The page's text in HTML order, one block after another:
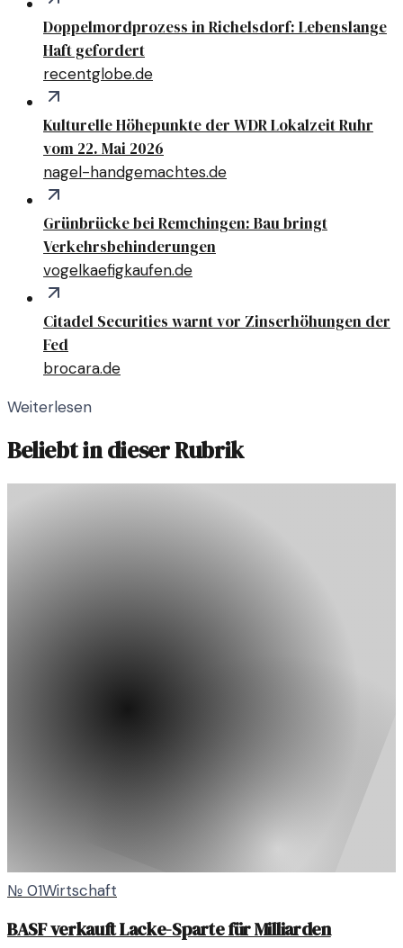
Doppelmordprozess in Richelsdorf: Lebenslange
Haft gefordert
recentglobe.de
Kulturelle Höhepunkte der WDR Lokalzeit Ruhr
vom 22. Mai 2026
nagel-handgemachtes.de
Grünbrücke bei Remchingen: Bau bringt
Verkehrsbehinderungen
vogelkaefigkaufen.de
Citadel Securities warnt vor Zinserhöhungen der
Fed
brocara.de
Weiterlesen
Beliebt in dieser Rubrik
№ 01Wirtschaft
BASF verkauft Lacke-Sparte für Milliarden